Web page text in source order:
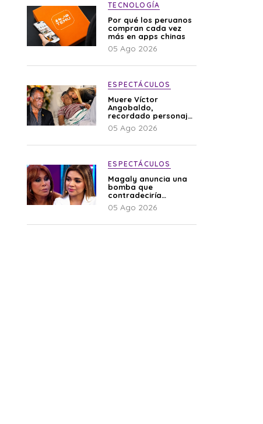
TECNOLOGÍA
Por qué los peruanos
compran cada vez
más en apps chinas
05 Ago 2026
ESPECTÁCULOS
Muere Víctor
Angobaldo,
recordado personaje
de la farándula y
expareja de Shirley
05 Ago 2026
ESPECTÁCULOS
Magaly anuncia una
bomba que
contradeciría
comunicado de La
Bella Luz: “Hay un
05 Ago 2026